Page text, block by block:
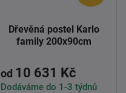
Dřevěná postel Karlo
family 200x90cm
od 10 631 Kč
Dodáváme do 1-3 týdnů